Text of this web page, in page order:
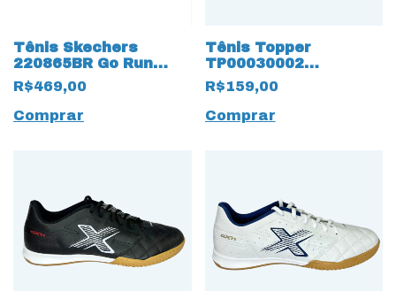
Tênis Skechers
220865BR Go Run
Consistent 18429 All
Black
R$469,00
Comprar
Tênis Topper
TP00030002
Dominator 3 Clássico
do Futsal 13337 Raiz
R$159,00
Comprar